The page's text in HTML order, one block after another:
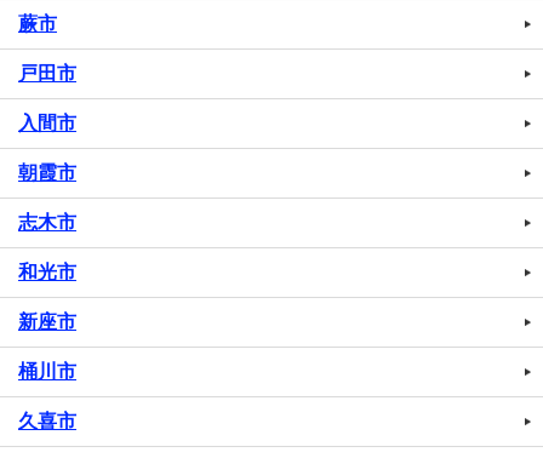
蕨市
戸田市
入間市
朝霞市
志木市
和光市
新座市
桶川市
久喜市